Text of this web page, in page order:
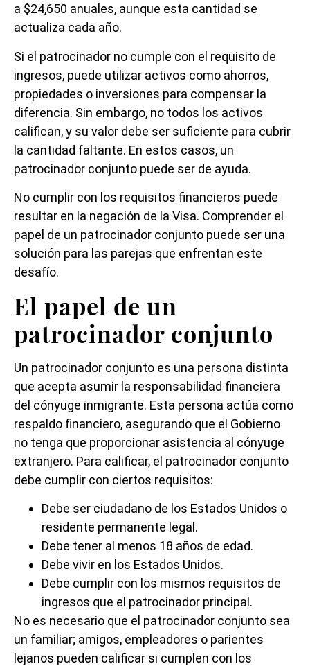
a $24,650 anuales, aunque esta cantidad se
actualiza cada año.
Si el patrocinador no cumple con el requisito de
ingresos, puede utilizar activos como ahorros,
propiedades o inversiones para compensar la
diferencia. Sin embargo, no todos los activos
califican, y su valor debe ser suficiente para cubrir
la cantidad faltante. En estos casos, un
patrocinador conjunto puede ser de ayuda.
No cumplir con los requisitos financieros puede
resultar en la negación de la Visa. Comprender el
papel de un patrocinador conjunto puede ser una
solución para las parejas que enfrentan este
desafío.
El papel de un
patrocinador conjunto
Un patrocinador conjunto es una persona distinta
que acepta asumir la responsabilidad financiera
del cónyuge inmigrante. Esta persona actúa como
respaldo financiero, asegurando que el Gobierno
no tenga que proporcionar asistencia al cónyuge
extranjero. Para calificar, el patrocinador conjunto
debe cumplir con ciertos requisitos:
Debe ser ciudadano de los Estados Unidos o
residente permanente legal.
Debe tener al menos 18 años de edad.
Debe vivir en los Estados Unidos.
Debe cumplir con los mismos requisitos de
ingresos que el patrocinador principal.
No es necesario que el patrocinador conjunto sea
un familiar; amigos, empleadores o parientes
lejanos pueden calificar si cumplen con los